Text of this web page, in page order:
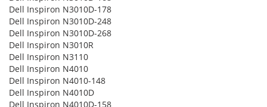
Dell Inspiron N3010D-178
Dell Inspiron N3010D-248
Dell Inspiron N3010D-268
Dell Inspiron N3010R
Dell Inspiron N3110
Dell Inspiron N4010
Dell Inspiron N4010-148
Dell Inspiron N4010D
Dell Inspiron N4010D-158